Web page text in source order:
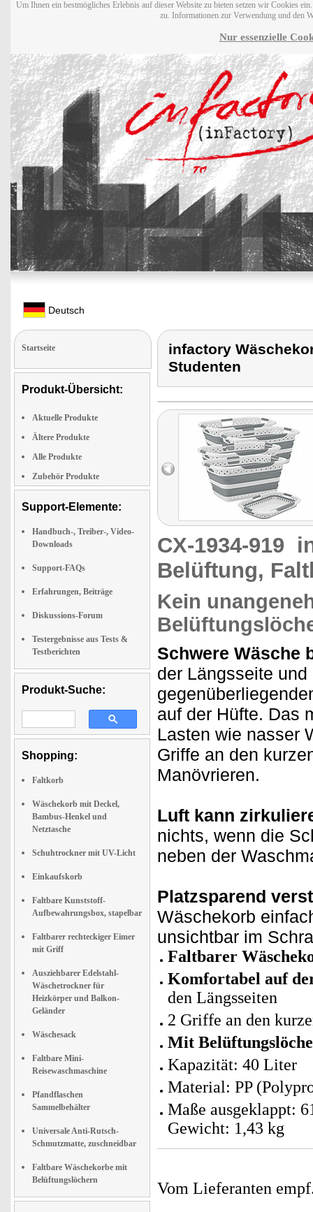
Um Ihnen ein bestmögliches Erlebnis auf dieser Website zu bieten setzen wir Cookies
zu. Informationen zur Verwendung und den
Nur essenzielle
Deutsch
Startseite
Produkt-Übersicht:
Aktuelle Produkte
Ältere Produkte
Alle Produkte
Zubehör Produkte
Support-Elemente:
Handbuch-, Treiber-, Video-
Downloads
Support-FAQs
Erfahrungen, Beiträge
Diskussions-Forum
Testergebnisse aus Tests &
Testberichten
Produkt-Suche:
Shopping:
Faltkorb
Wäschekorb mit Deckel,
Bambus-Henkel und
Netztasche
Schuhtrockner mit UV-Licht
Einkaufskorb
Faltbare Kunststoff-
Aufbewahrungsbox, stapelbar
Faltbarer rechteckiger Eimer
mit Griff
Ausziehbarer Edelstahl-
Wäschetrockner für
Heizkörper und Balkon-
Geländer
Wäschesack
Faltbare Mini-
Reisewaschmaschine
Pfandflaschen
Sammelbehälter
Universale Anti-Rutsch-
Schmutzmatte, zuschneidbar
Faltbare Wäschekorbe mit
Belüftungslöchern
infactory
Studenten
CX-1934-919
Belüftung,
Kein
Schwere Wäsche
der Längsseite
auf der Hüfte. Das
Lasten wie nasser
Griffe an den
Manövrieren.
Luft kann
nichts, wenn die
neben der
Platzsparend
Wäschekorb
unsichtbar im
Faltbarer
Komfortabel auf
den Längsseiten
2 Griffe an den
Mit
Kapazität: 40 Liter
Material: PP
Maße ausgeklappt:
Gewicht: 1,43 kg
Vom Lieferanten